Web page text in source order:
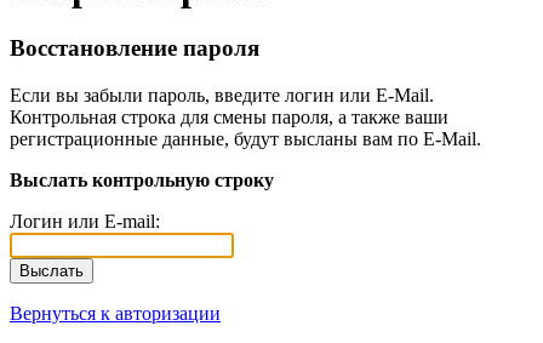
Восстановление пароля
Если вы забыли пароль, введите логин или E-Mail.
Контрольная строка для смены пароля, а также ваши
регистрационные данные, будут высланы вам по E-Mail.
Выслать контрольную строку
Логин или E-mail:
Выслать
Вернуться к авторизации